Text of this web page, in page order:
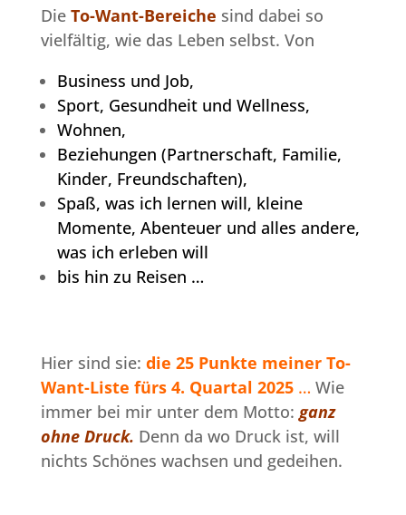
Die To-Want-Bereiche sind dabei so
vielfältig, wie das Leben selbst. Von
Business und Job,
Sport, Gesundheit und Wellness,
Wohnen,
Beziehungen (Partnerschaft, Familie,
Kinder, Freundschaften),
Spaß, was ich lernen will, kleine
Momente, Abenteuer und alles andere,
was ich erleben will
bis hin zu Reisen …
Hier sind sie: die 25 Punkte meiner To-
Want-Liste fürs 4. Quartal 2025… Wie
immer bei mir unter dem Motto: ganz
ohne Druck. Denn da wo Druck ist, will
nichts Schönes wachsen und gedeihen.